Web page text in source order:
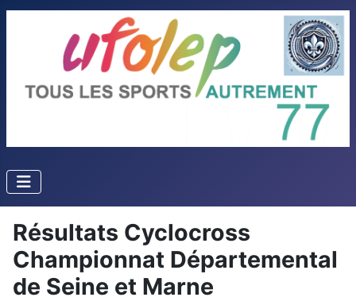
Résultats Cyclocross
Championnat Départemental
de Seine et Marne